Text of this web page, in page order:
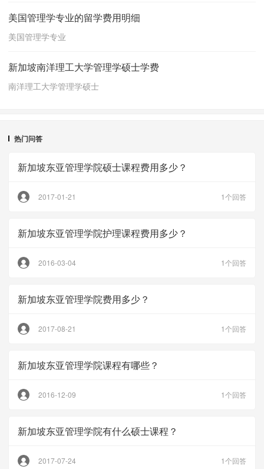
美国管理学专业的留学费用明细
美国管理学专业
新加坡南洋理工大学管理学硕士学费
南洋理工大学管理学硕士
热门问答
新加坡东亚管理学院硕士课程费用多少？
2017-01-21 1个回答
新加坡东亚管理学院护理课程费用多少？
2016-03-04 1个回答
新加坡东亚管理学院费用多少？
2017-08-21 1个回答
新加坡东亚管理学院课程有哪些？
2016-12-09 1个回答
新加坡东亚管理学院有什么硕士课程？
2017-07-24 1个回答